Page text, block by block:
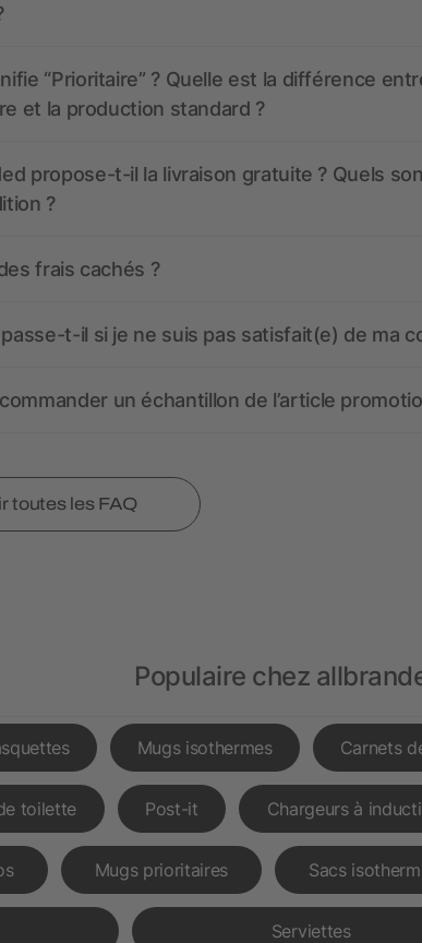
“Prioritaire” ? Quelle est la différence
et la production standard ?
propose-t-il la livraison gratuite ? Quels
?
frais cachés ?
t-il si je ne suis pas satisfait(e) de ma
un échantillon de l’article
toutes les FAQ
Populaire chez
Mugs isothermes Carnets
toilette Post-it Chargeurs à
Mugs prioritaires Sacs
Serviettes